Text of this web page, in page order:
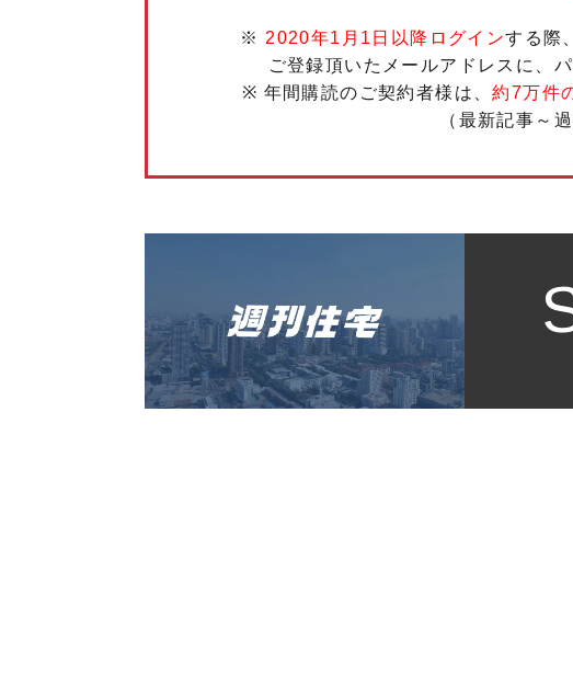
※ 2020年1月1日以降ログインする際
ご登録頂いたメールアドレスに、
※ 年間購読のご契約者様は、約7万件
（最新記事～